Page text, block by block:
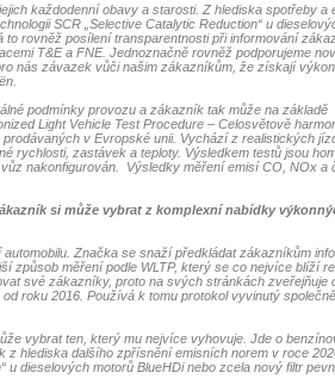
každodenní obavy a starosti. Z hlediska spotřeby a
SCR „Selective Catalytic Reduction“ u
rovněž posílení transparentnosti při informování
T&E a FNE. Jednoznačně rovněž podporujeme
nás závazek vůči našim zákazníkům, že získají
podmínky provozu a zákazník tak může na základě
Light Vehicle Test Procedure – Celosvětově
v Evropské unii. Vychází z realistických
rychlosti, zastávek a teploty. Výsledkem testů jsou
nakonfigurován. Výsledky měření emisí CO, NOx a
si může vybrat z komplexní nabídky
Značka se snaží předkládat zákazníkům
způsob měření podle WLTP, který se co nejvíce blíží
své zákazníky, proto na svých stránkách zveřejňuje
roku 2016. Používá k tomu protokol vyvinutý
vybrat ten, který mu nejvíce vyhovuje. Jde o
hlediska dalšího zpřísnění emisních norem v roce
u dieselových motorů BlueHDi nebo zcela nový filtr